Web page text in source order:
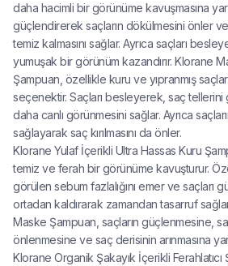
daha hacimli bir görünüme kavuşmasına
güçlendirerek saçların dökülmesini önler
temiz kalmasını sağlar. Ayrıca saçları
yumuşak bir görünüm kazandırır. Klorane
Şampuan, özellikle kuru ve yıpranmış
seçenektir. Saçları besleyerek, saç tellerini
daha canlı görünmesini sağlar. Ayrıca
sağlayarak saç kırılmasını da önler.
Klorane Yulaf İçerikli Ultra Hassas Kuru
temiz ve ferah bir görünüme kavuşturur.
görülen sebum fazlalığını emer ve saçları
ortadan kaldırarak zamandan tasarruf
Maske Şampuan, saçların güçlenmesine,
önlenmesine ve saç derisinin arınmasına
Klorane Organik Şakayık İçerikli